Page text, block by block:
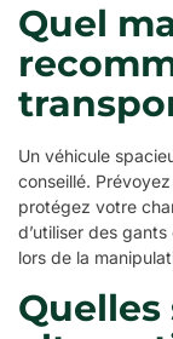
Quel
Un véhicule
conseillé.
protégez votre
d’utiliser des
lors de la